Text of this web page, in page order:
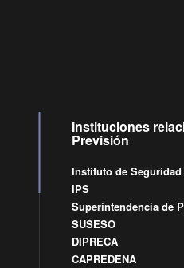
Instituciones
Previsión
Instituto de
IPS
Superintendencia de
SUSESO
DIPRECA
CAPREDENA